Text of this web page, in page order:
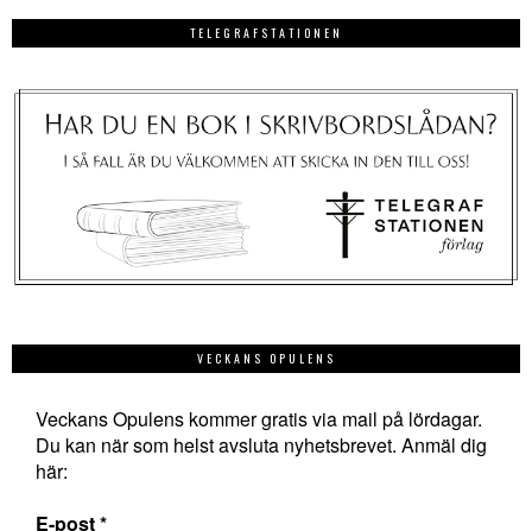
TELEGRAFSTATIONEN
VECKANS OPULENS
Veckans Opulens kommer gratis via mail på lördagar.
Du kan när som helst avsluta nyhetsbrevet. Anmäl dig
här:
E-post*